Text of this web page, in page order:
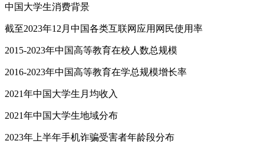
中国大学生消费背景
截至2023年12月中国各类互联网应用网民使用率
2015-2023年中国高等教育在校人数总规模
2016-2023年中国高等教育在学总规模增长率
2021年中国大学生月均收入
2021年中国大学生地域分布
2023年上半年手机诈骗受害者年龄段分布